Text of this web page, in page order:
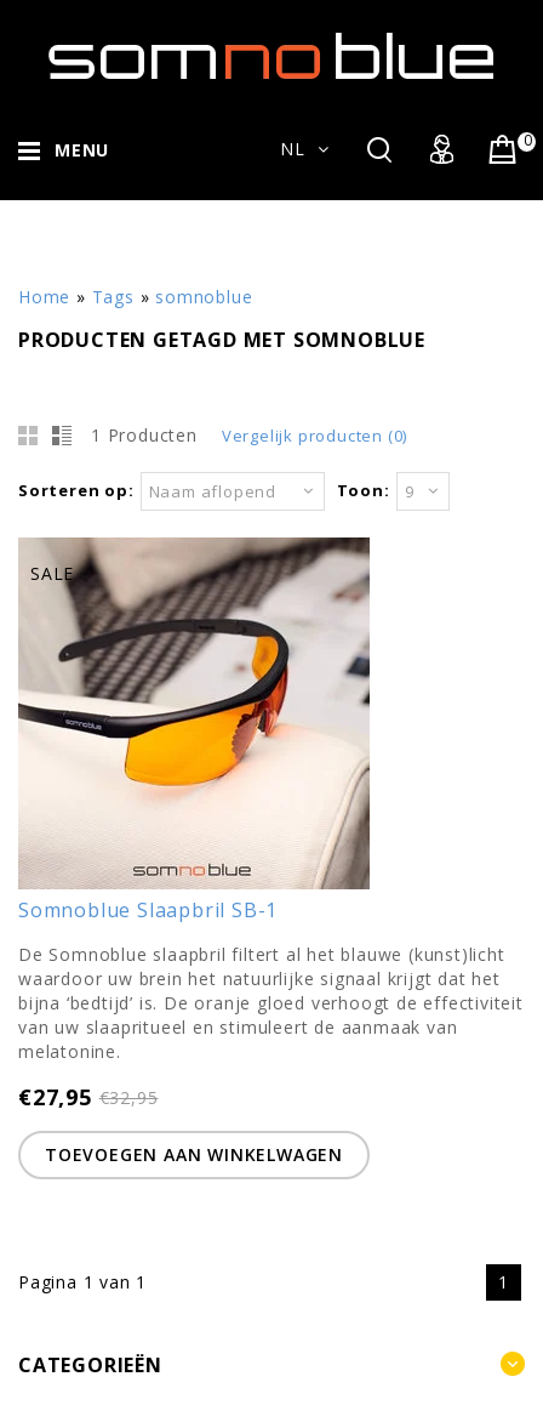
MENU 0
NL
Home » Tags » somnoblue
PRODUCTEN GETAGD MET SOMNOBLUE
1 Producten Vergelijk producten (0)
Sorteren op: Naam aflopend Toon: 9
SALE
Somnoblue Slaapbril SB-1
De Somnoblue slaapbril filtert al het blauwe (kunst)licht
waardoor uw brein het natuurlijke signaal krijgt dat het
bijna ‘bedtijd’ is. De oranje gloed verhoogt de effectiviteit
van uw slaapritueel en stimuleert de aanmaak van
melatonine.
€27,95€32,95
TOEVOEGEN AAN WINKELWAGEN
Pagina 1 van 1 1
CATEGORIEËN